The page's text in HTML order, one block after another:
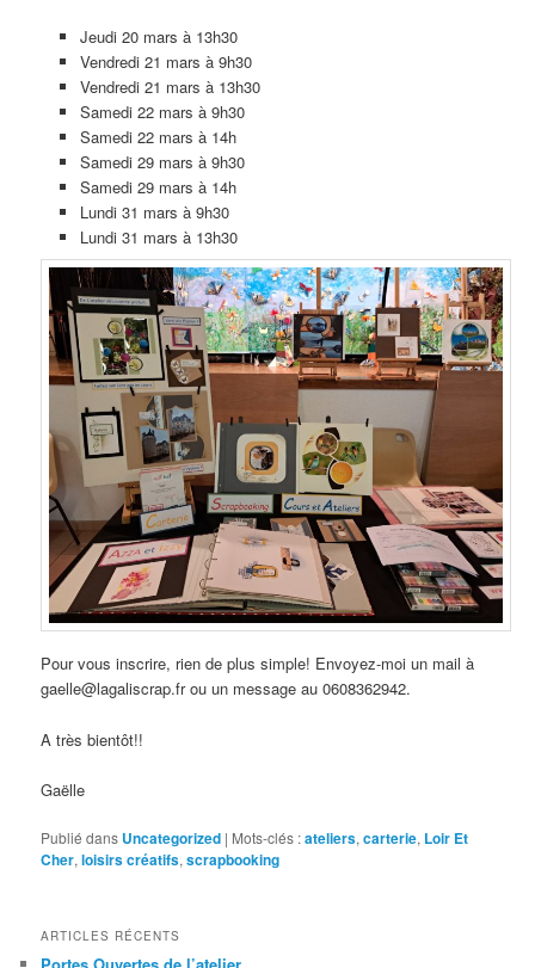
Jeudi 20 mars à 13h30
Vendredi 21 mars à 9h30
Vendredi 21 mars à 13h30
Samedi 22 mars à 9h30
Samedi 22 mars à 14h
Samedi 29 mars à 9h30
Samedi 29 mars à 14h
Lundi 31 mars à 9h30
Lundi 31 mars à 13h30
Pour vous inscrire, rien de plus simple! Envoyez-moi un mail à
gaelle@lagaliscrap.fr ou un message au 0608362942.
A très bientôt!!
Gaëlle
Publié dans Uncategorized | Mots-clés :ateliers,carterie, Loir Et
Cher,loisirs créatifs,scrapbooking
ARTICLES RÉCENTS